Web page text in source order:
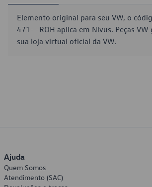
Elemento original para seu VW, o
471- -ROH aplica em Nivus. Peças VW
sua loja virtual oficial da VW.
Ajuda
Quem Somos
Atendimento (SAC)